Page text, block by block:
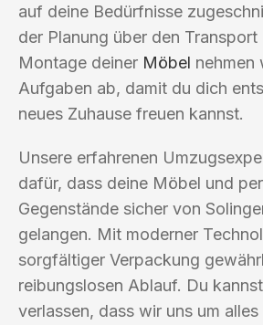
auf deine Bedürfnisse
der Planung über den Transport
Montage deiner Möbel nehmen
Aufgaben ab, damit du dich
neues Zuhause freuen kannst.
Unsere erfahrenen
dafür, dass deine Möbel und
Gegenstände sicher von
gelangen. Mit moderner
sorgfältiger Verpackung
reibungslosen Ablauf. Du
verlassen, dass wir uns um